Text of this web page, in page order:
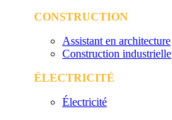
CONSTRUCTION
Assistant en architecture
Construction industrielle
ÉLECTRICITÉ
Électricité